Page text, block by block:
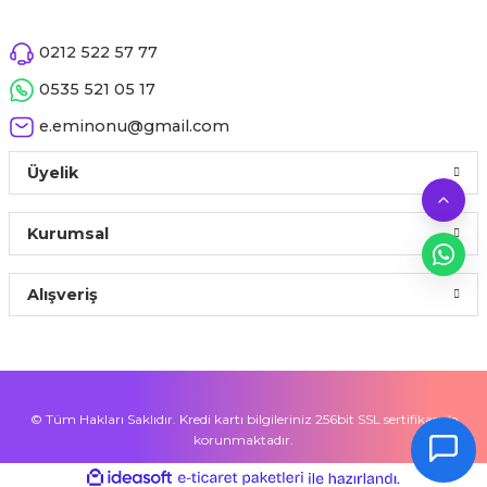
0212 522 57 77
0535 521 05 17
e.eminonu@gmail.com
Üyelik
Kurumsal
Alışveriş
© Tüm Hakları Saklıdır. Kredi kartı bilgileriniz 256bit SSL sertifikası ile
korunmaktadır.
ideasoft e-